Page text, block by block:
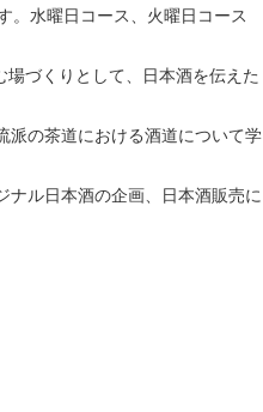
。水曜日コース、火曜日コース
づくりとして、日本酒を伝えた
派の茶道における酒道について学
ル日本酒の企画、日本酒販売に